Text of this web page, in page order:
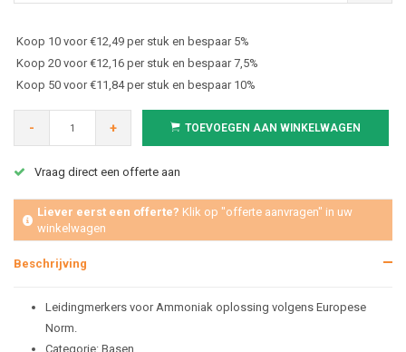
Koop 10 voor €12,49 per stuk en bespaar 5%
Koop 20 voor €12,16 per stuk en bespaar 7,5%
Koop 50 voor €11,84 per stuk en bespaar 10%
- + TOEVOEGEN AAN WINKELWAGEN
Vraag direct een offerte aan
Liever eerst een offerte? Klik op "offerte aanvragen" in uw
winkelwagen
Beschrijving
Leidingmerkers voor Ammoniak oplossing volgens Europese
Norm.
Categorie: Basen